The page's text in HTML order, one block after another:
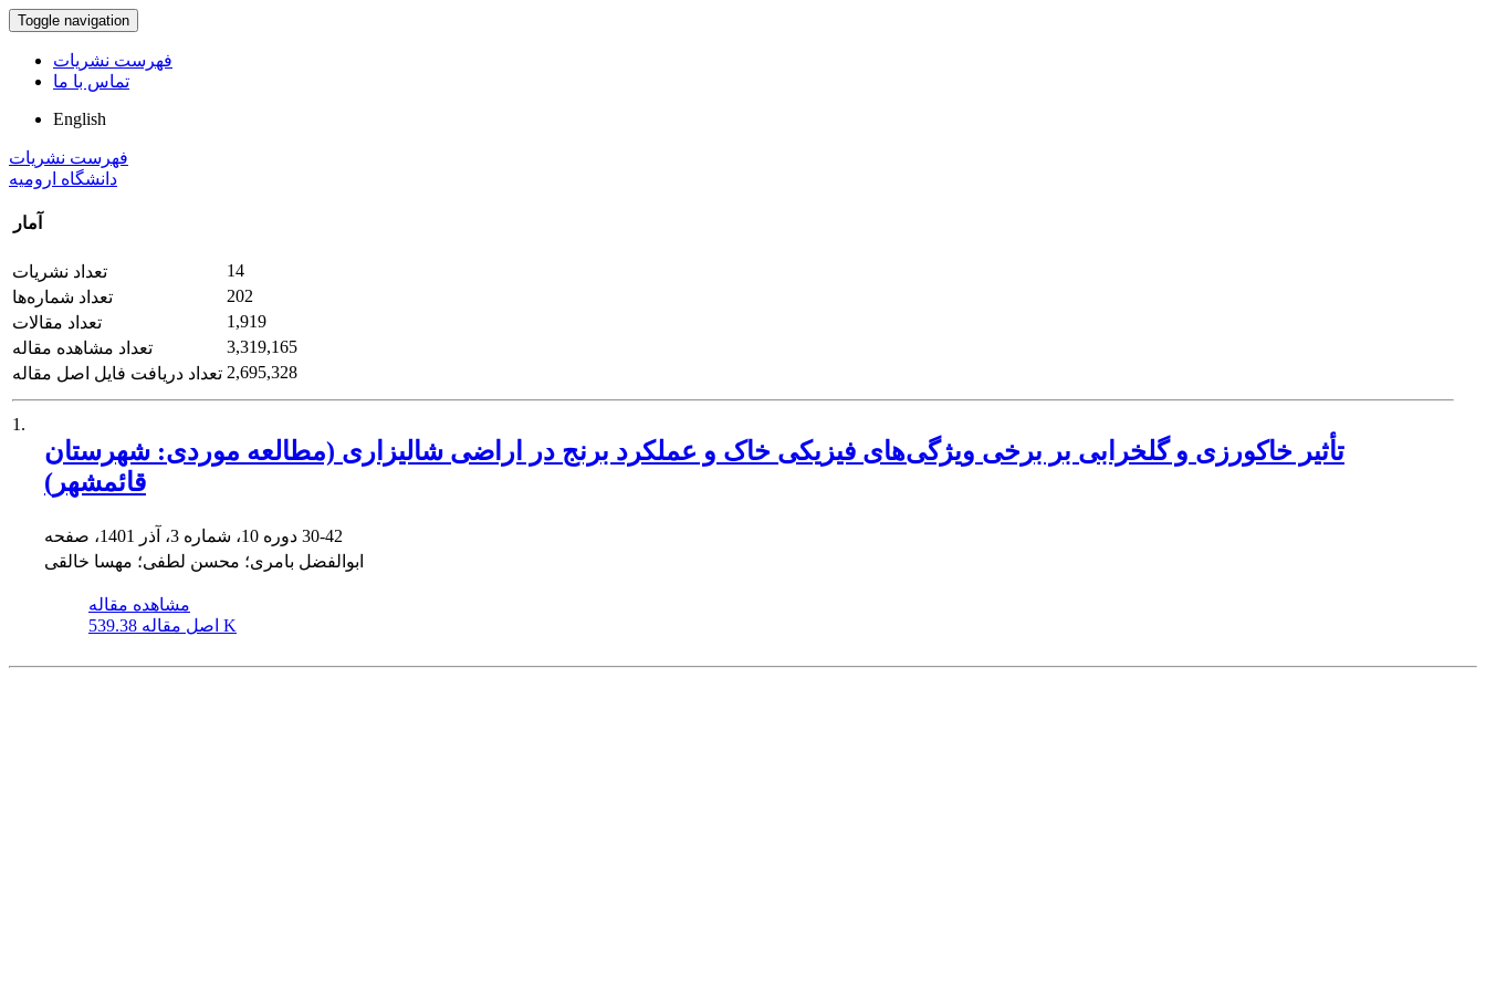
Toggle navigation
فهرست نشریات
تماس با ما
English
فهرست نشریات
دانشگاه ارومیه
آمار
تعداد نشریات
14
تعداد شماره‌ها
202
تعداد مقالات
1,919
تعداد مشاهده مقاله
3,319,165
تعداد دریافت فایل اصل مقاله 2,695,328
1.
تأثیر خاکورزی و گلخرابی بر برخی ویژگی‌های فیزیکی خاک و عملکرد برنج در اراضی شالیزاری (مطالعه موردی: شهرستان
قائمشهر)
30-42
ابوالفضل بامری؛ محسن لطفی؛ مهسا خالقی
مشاهده مقاله
اصل مقاله 539.38 K